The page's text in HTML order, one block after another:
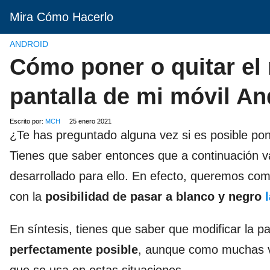
Mira Cómo Hacerlo
ANDROID
Cómo poner o quitar
pantalla de mi móvil
Escrito por: MCH 25 enero 2021
¿Te has preguntado alguna vez si es posible
Tienes que saber entonces que a continuación
desarrollado para ello. En efecto, queremos
con la posibilidad de pasar a blanco y negro
En síntesis, tienes que saber que modificar la
perfectamente posible, aunque como muchas